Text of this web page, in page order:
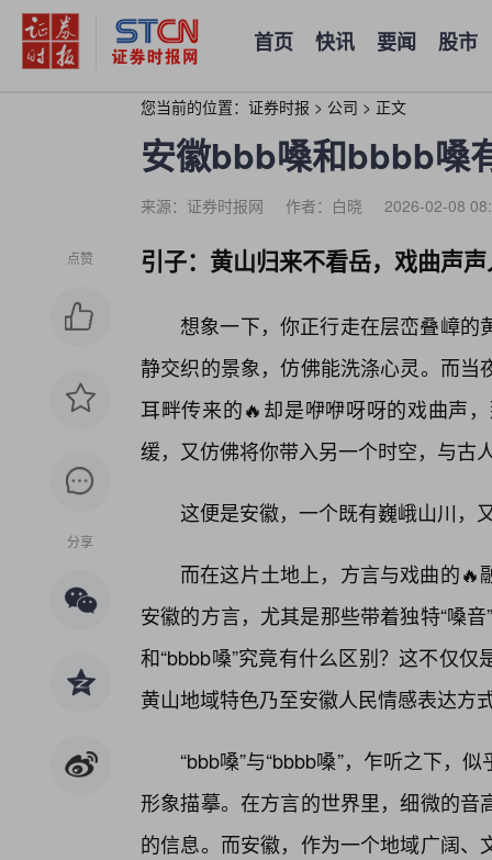
首页 快讯 要闻 股市
您当前的位置： 证券时报 > 公司 > 正文
安徽bbb嗓和bbbb嗓
来源：证券时报网 作者：白晓 2026-02-08
点赞
分享
引子：黄山归来不看岳，戏曲声
想象一下，你正行走在层峦叠嶂的
静交织的景象，仿佛能洗涤心灵。而
耳畔传来的🔥却是咿咿呀呀的戏曲声
缓，又仿佛将你带入另一个时空，与古
这便是安徽，一个既有巍峨山川，
而在这片土地上，方言与戏曲的
安徽的方言，尤其是那些带着独特“嗓
和“bbbb嗓”究竟有什么区别？这不仅
黄山地域特色乃至安徽人民情感表达方
“bbb嗓”与“bbbb嗓”，乍听之下，
形象描摹。在方言的世界里，细微的
的信息。而安徽，作为一个地域广阔